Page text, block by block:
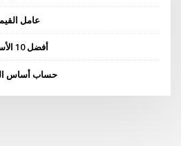
عامل
أفضل 10 الأسهم أداء أفضل في كل العصور
حساب أساس